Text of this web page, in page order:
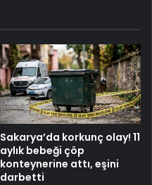
Sakarya’da korkunç olay! 11
aylık bebeği çöp
konteynerine attı, eşini
darbetti